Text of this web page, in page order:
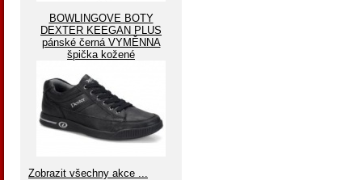
BOWLINGOVE BOTY
DEXTER KEEGAN PLUS
pánské černá VYMĚNNA
špička kožené
Zobrazit všechny akce ...